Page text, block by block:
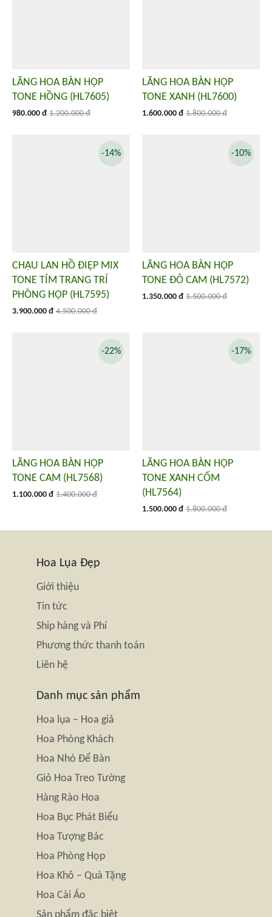
LÃNG HOA BÀN HỌP
TONE HỒNG (HL7605)
980.000 đ 1.200.000 đ
LÃNG HOA BÀN HỌP
TONE XANH (HL7600)
1.600.000 đ 1.800.000 đ
CHẬU LAN HỒ ĐIỆP MIX
TONE TÍM TRANG TRÍ
PHÒNG HỌP (HL7595)
3.900.000 đ 4.500.000 đ
-14%
LÃNG HOA BÀN HỌP
TONE ĐỎ CAM (HL7572)
1.350.000 đ 1.500.000 đ
-10%
LÃNG HOA BÀN HỌP
TONE CAM (HL7568)
1.100.000 đ 1.400.000 đ
-22%
LÃNG HOA BÀN HỌP
TONE XANH CỐM
(HL7564)
1.500.000 đ 1.800.000 đ
-17%
Hoa Lụa Đẹp
Giới thiệu
Tin tức
Ship hàng và Phí
Phương thức thanh toán
Liên hệ
Danh mục sản phẩm
Hoa lụa – Hoa giả
Hoa Phòng Khách
Hoa Nhỏ Để Bàn
Giỏ Hoa Treo Tường
Hàng Rào Hoa
Hoa Bục Phát Biểu
Hoa Tượng Bác
Hoa Phòng Họp
Hoa Khô – Quà Tặng
Hoa Cài Áo